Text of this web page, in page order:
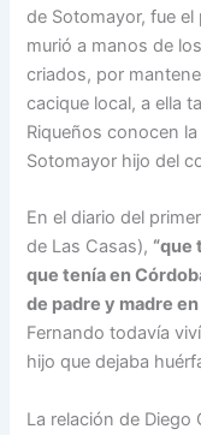
de Sotomayor, fue
murió a manos de
criados, por
cacique local, a ella
Riqueños conocen
Sotomayor hijo del
En el diario del
de Las Casas), “que
que tenía en
de padre y madre
Fernando todavía
hijo que dejaba
La relación de